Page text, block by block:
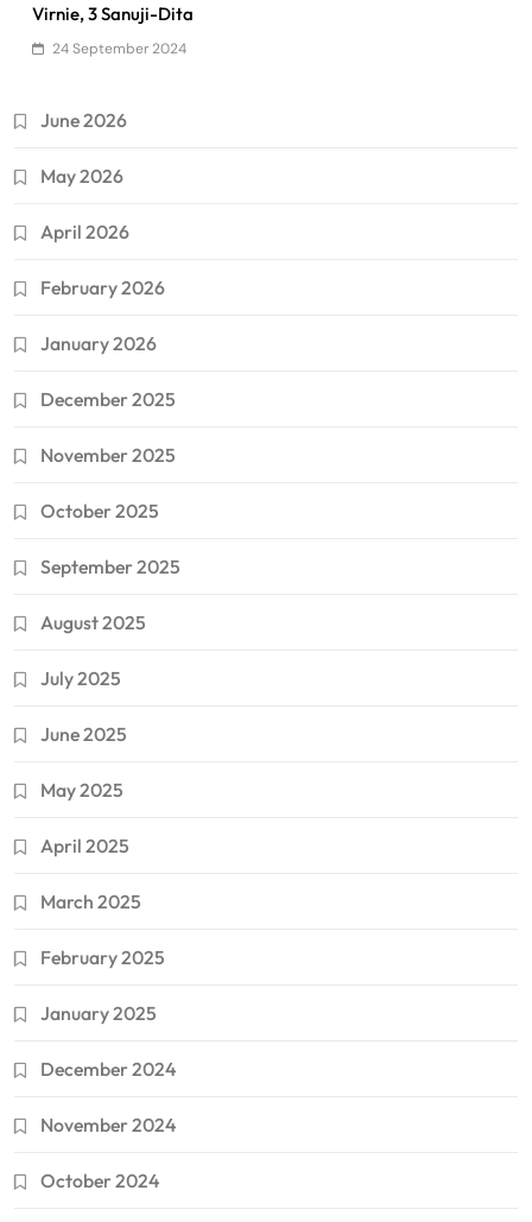
Virnie, 3 Sanuji-Dita
24 September 2024
June 2026
May 2026
April 2026
February 2026
January 2026
December 2025
November 2025
October 2025
September 2025
August 2025
July 2025
June 2025
May 2025
April 2025
March 2025
February 2025
January 2025
December 2024
November 2024
October 2024